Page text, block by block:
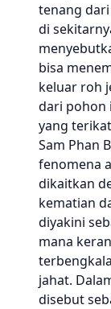
tenang
di
bisa
keluar roh
dari pohon
yang
Sam Phan
fenomena
dikaitkan
kematian
diyakini
mana
jahat.
disebut